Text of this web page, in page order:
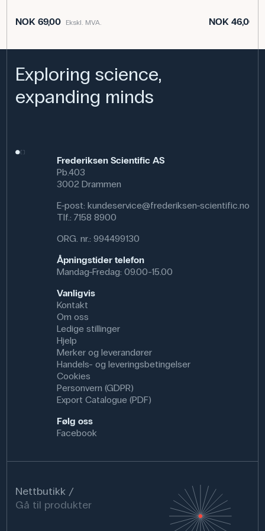
Spesifikasjoner
Indre Diameter: 3 mm
Ytre Diameter: 5 mm
Dimensjoner: (Ø x L) 3/5 mm x 5 m
Materiale: Silikon
NOK 69,00 Ekskl. MVA. NOK 46,00
Exploring science,
expanding minds
Frederiksen Scientific AS
Pb.403
3002 Drammen
E-post: kundeservice@frederiksen-scientific.no
Tlf.: 7158 8900
ORG. nr.: 994499130
Åpningstider telefon
Mandag-Fredag: 09.00-15.00
Vanligvis
Kontakt
Om oss
Ledige stillinger
Hjelp
Merker og leverandører
Handels- og leveringsbetingelser
Cookies
Personvern (GDPR)
Export Catalogue (PDF)
Følg oss
Facebook
Nettbutikk
Gå til produkter